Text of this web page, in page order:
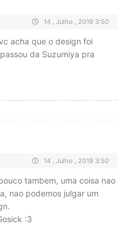
14 , Julho , 2019 3:50
acha que o design foi
da Suzumiya pra
14 , Julho , 2019 3:50
tambem, uma coisa nao
nao podemos julgar um
:3